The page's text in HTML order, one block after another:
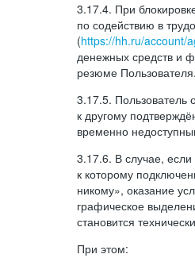
3.17.4. При
по содействию в
(https://hh.ru/account/
денежных средств и
резюме Пользователя.
3.17.5. Пользователь
к другому
временно
3.17.6. В случае,
к которому
никому», оказание
графическое
становится
При этом: